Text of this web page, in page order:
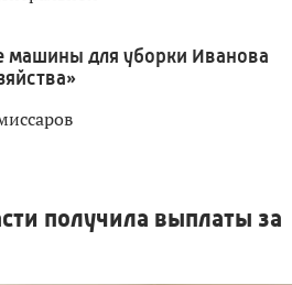
машины для уборки Иванова
получила выплаты за